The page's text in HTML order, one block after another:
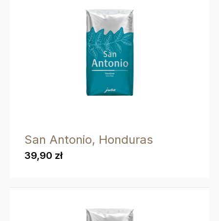
San Antonio, Honduras
39,90 zł